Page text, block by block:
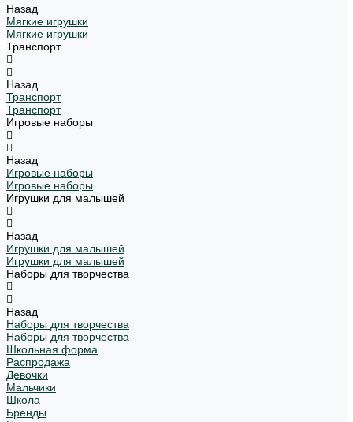
Назад
Мягкие игрушки
Мягкие игрушки
Транспорт
Назад
Транспорт
Транспорт
Игровые наборы
Назад
Игровые наборы
Игровые наборы
Игрушки для малышей
Назад
Игрушки для малышей
Игрушки для малышей
Наборы для творчества
Назад
Наборы для творчества
Наборы для творчества
Школьная форма
Распродажа
Девочки
Мальчики
Школа
Бренды